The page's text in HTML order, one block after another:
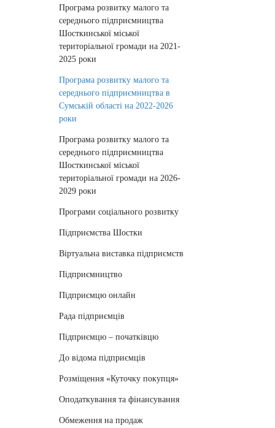
Програма розвитку малого та
середнього підприємництва
Шосткинської міської
територіальної громади на 2021-
2025 роки
Програма розвитку малого та
середнього підприємництва в
Сумській області на 2022-2026
роки
Програма розвитку малого та
середнього підприємництва
Шосткинської міської
територіальної громади на 2026-
2029 роки
Програми соціального розвитку
Підприємства Шостки
Віртуальна виставка підприємств
Підприємництво
Підприємцю онлайн
Рада підприємців
Підприємцю – початківцю
До відома підприємців
Розміщення «Куточку покупця»
Оподаткування та фінансування
Обмеження на продаж